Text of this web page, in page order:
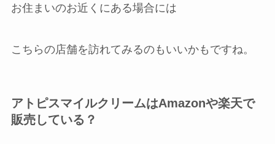
お住まいのお近くにある場合には
こちらの店舗を訪れてみるのもいいかもですね。
アトピスマイルクリームはAmazonや楽天で
販売している？